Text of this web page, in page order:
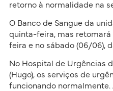
retorno à normalidade na
O Banco de Sangue da
quinta-feira, mas
feira e no sábado (06/06),
No Hospital de Urgências
(Hugo), os serviços de
funcionando normalmente.